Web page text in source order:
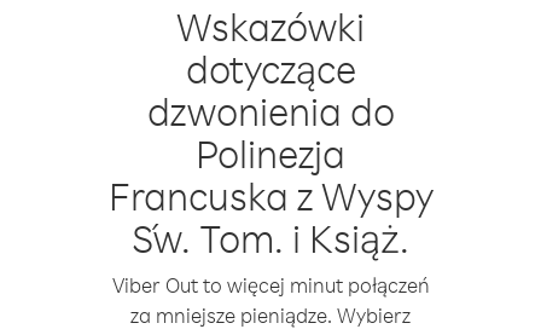
Wskazówki
dotyczące
dzwonienia do
Polinezja
Francuska z Wyspy
Św. Tom. i Książ.
Viber Out to więcej minut połączeń
za mniejsze pieniądze. Wybierz